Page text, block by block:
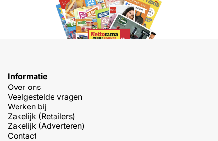
Informatie
Over ons
Veelgestelde vragen
Werken bij
Zakelijk (Retailers)
Zakelijk (Adverteren)
Contact